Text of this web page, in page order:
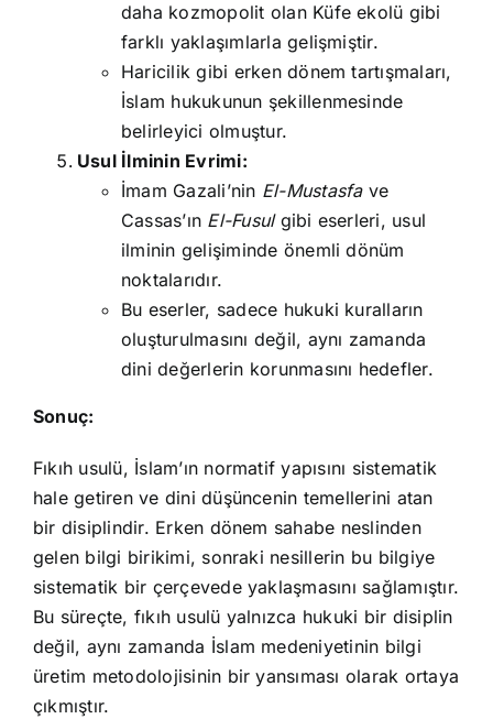
daha kozmopolit olan Küfe ekolü gibi
farklı yaklaşımlarla gelişmiştir.
Haricilik gibi erken dönem tartışmaları,
İslam hukukunun şekillenmesinde
belirleyici olmuştur.
Usul İlminin Evrimi:
İmam Gazali’nin El-Mustasfave
Cassas’ın El-Fusulgibi eserleri, usul
ilminin gelişiminde önemli dönüm
noktalarıdır.
Bu eserler, sadece hukuki kuralların
oluşturulmasını değil, aynı zamanda
dini değerlerin korunmasını hedefler.
Sonuç:
Fıkıh usulü, İslam’ın normatif yapısını sistematik
hale getiren ve dini düşüncenin temellerini atan
bir disiplindir. Erken dönem sahabe neslinden
gelen bilgi birikimi, sonraki nesillerin bu bilgiye
sistematik bir çerçevede yaklaşmasını sağlamıştır.
Bu süreçte, fıkıh usulü yalnızca hukuki bir disiplin
değil, aynı zamanda İslam medeniyetinin bilgi
üretim metodolojisinin bir yansıması olarak ortaya
çıkmıştır.